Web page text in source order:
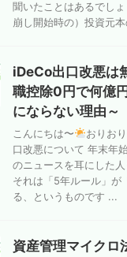
聞いたことはあるでし
崩し開始時の）投資元
iDeCo出口改悪は
職控除0円で何億
にならない理由～
こんにちは〜 おりお
口改悪について 年末年
のニュースを耳にした人
それは「5年ルール」が
る、というものです ...
資産管理マイクロ